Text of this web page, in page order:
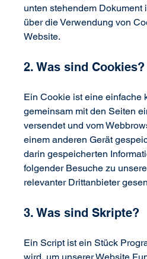
unten stehendem Dokument
über die Verwendung von
Website.
2. Was sind Cookies?
Ein Cookie ist eine einfache
gemeinsam mit den Seiten
versendet und vom
einem anderen Gerät
darin gespeicherten
folgender Besuche zu
relevanter Drittanbieter
3. Was sind Skripte?
Ein Script ist ein Stück